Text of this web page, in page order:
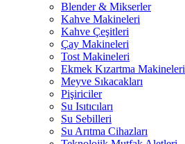
Blender & Mikserler
Kahve Makineleri
Kahve Çeşitleri
Çay Makineleri
Tost Makineleri
Ekmek Kızartma Makineleri
Meyve Sıkacakları
Pişiriciler
Su Isıtıcıları
Su Sebilleri
Su Arıtma Cihazları